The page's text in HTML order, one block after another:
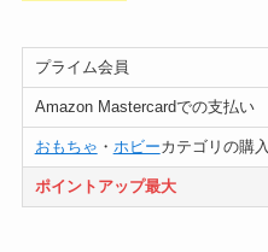
プライム会員
Amazon Mastercardでの支払い
おもちゃ ・ ホビーカテゴリの購入
ポイントアップ最大